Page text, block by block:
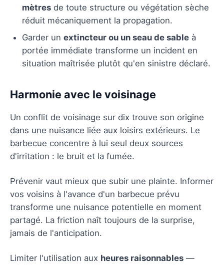
mètres de toute structure ou végétation sèche
réduit mécaniquement la propagation.
Garder un extincteur ou un seau de sable à
portée immédiate transforme un incident en
situation maîtrisée plutôt qu'en sinistre déclaré.
Harmonie avec le voisinage
Un conflit de voisinage sur dix trouve son origine
dans une nuisance liée aux loisirs extérieurs. Le
barbecue concentre à lui seul deux sources
d'irritation : le bruit et la fumée.
Prévenir vaut mieux que subir une plainte. Informer
vos voisins à l'avance d'un barbecue prévu
transforme une nuisance potentielle en moment
partagé. La friction naît toujours de la surprise,
jamais de l'anticipation.
Limiter l'utilisation aux heures raisonnables —